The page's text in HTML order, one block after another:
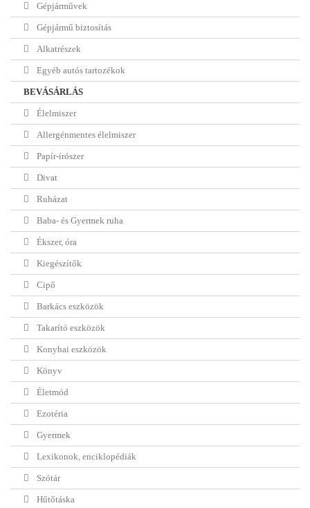
Gépjárművek
Gépjármű biztosítás
Alkatrészek
Egyéb autós tartozékok
BEVÁSÁRLÁS
Élelmiszer
Allergénmentes élelmiszer
Papír-írószer
Divat
Ruházat
Baba- és Gyermek ruha
Ékszer, óra
Kiegészítők
Cipő
Barkács eszközök
Takarító eszközök
Konyhai eszközök
Könyv
Életmód
Ezotéria
Gyermek
Lexikonok, enciklopédiák
Szótár
Hűtőtáska